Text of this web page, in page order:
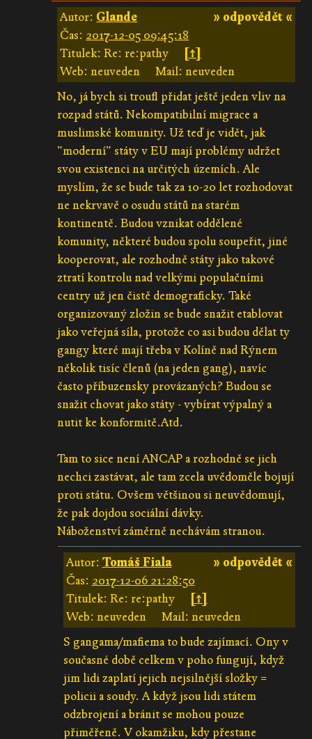
» odpovědět «
Autor: Glande
Čas: 2017-12-05 09:45:18
Titulek: Re: re:pathy
[↑]
Web: neuveden
Mail: neuveden
No, já bych si troufl přidat ještě jeden vliv na
rozpad států. Nekompatibilní migrace a
muslimské komunity. Už teď je vidět, jak
"moderní" státy v EU mají problémy udržet
svou existenci na určitých územích. Ale
myslím, že se bude tak za 10-20 let rozhodovat
ne nekrvavě o osudu států na starém
kontinentě. Budou vznikat oddělené
komunity, některé budou spolu soupeřit, jiné
kooperovat, ale rozhodně státy jako takové
ztratí kontrolu nad velkými populačními
centry už jen čistě demograficky. Také
organizovaný zložin se bude snažit etablovat
jako veřejná síla, protože co asi budou dělat ty
gangy které mají třeba v Kolíně nad Rýnem
několik tisíc členů (na jeden gang), navíc
často příbuzensky provázaných? Budou se
snažit chovat jako státy - vybírat výpalný a
nutit ke konformitě.Atd.
Tam to sice není ANCAP a rozhodně se jich
nechci zastávat, ale tam zcela uvědoměle bojují
proti státu. Ovšem většinou si neuvědomují,
že pak dojdou sociální dávky.
Náboženství záměrně nechávám stranou.
» odpovědět «
Autor: Tomáš Fiala
Čas: 2017-12-06 21:28:50
Titulek: Re: re:pathy
[↑]
Web: neuveden
Mail: neuveden
S gangama/mafiema to bude zajímací. Ony v
současné době celkem v poho fungují, když
jim lidi zaplatí jejich nejsilnější složky =
policii a soudy. A když jsou lidi státem
odzbrojení a bránit se mohou pouze
přiměřeně. V okamžiku, kdy přestane